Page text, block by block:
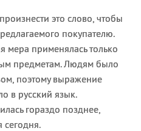
это слово, чтобы
покупателю.
мера применялась только
предметам. Людям было
поэтому выражение
в русский язык.
гораздо позднее,